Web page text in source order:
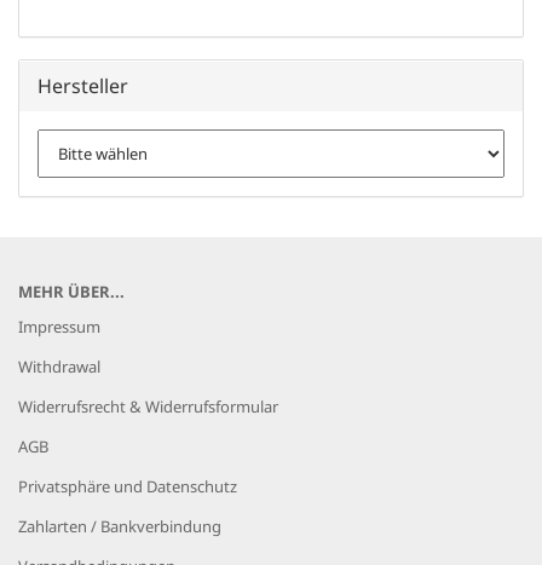
Hersteller
MEHR ÜBER...
Impressum
Withdrawal
Widerrufsrecht & Widerrufsformular
AGB
Privatsphäre und Datenschutz
Zahlarten / Bankverbindung